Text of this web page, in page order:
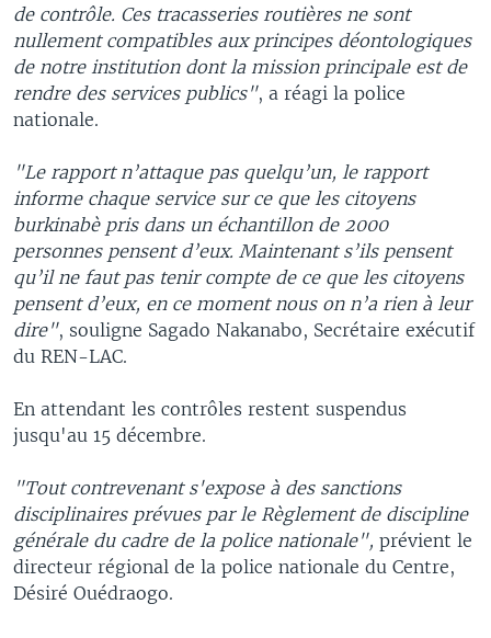
de contrôle. Ces tracasseries routières ne sont
nullement compatibles aux principes déontologiques
de notre institution dont la mission principale est de
rendre des services publics", a réagi la police
nationale.
"Le rapport n’attaque pas quelqu’un, le rapport
informe chaque service sur ce que les citoyens
burkinabè pris dans un échantillon de 2000
personnes pensent d’eux. Maintenant s’ils pensent
qu’il ne faut pas tenir compte de ce que les citoyens
pensent d’eux, en ce moment nous on n’a rien à leur
dire", souligne Sagado Nakanabo, Secrétaire exécutif
du REN-LAC.
En attendant les contrôles restent suspendus
jusqu'au 15 décembre.
"Tout contrevenant s'expose à des sanctions
disciplinaires prévues par le Règlement de discipline
générale du cadre de la police nationale", prévient le
directeur régional de la police nationale du Centre,
Désiré Ouédraogo.